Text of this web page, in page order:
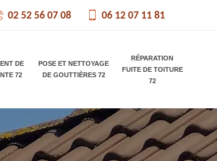
02 52 56 07 08 06 12 07 11 81
DE
72
POSE ET NETTOYAGE
DE GOUTTIÈRES 72
RÉPARATION
FUITE DE TOITURE
72